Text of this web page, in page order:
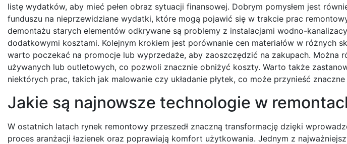
listę wydatków, aby mieć pełen obraz sytuacji finansowej. Dobrym pomysłem jest
funduszu na nieprzewidziane wydatki, które mogą pojawić się w trakcie prac
demontażu starych elementów odkrywane są problemy z instalacjami wodno-
dodatkowymi kosztami. Kolejnym krokiem jest porównanie cen materiałów w różnych
warto poczekać na promocje lub wyprzedaże, aby zaoszczędzić na zakupach. Można
używanych lub outletowych, co pozwoli znacznie obniżyć koszty. Warto także
niektórych prac, takich jak malowanie czy układanie płytek, co może przynieść
Jakie są najnowsze technologie w
W ostatnich latach rynek remontowy przeszedł znaczną transformację dzięki
proces aranżacji łazienek oraz poprawiają komfort użytkowania. Jednym z